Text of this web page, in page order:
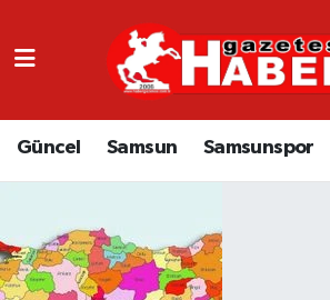
Güncel Samsun Samsunspor
GÜNCEL
SAMSUN
EKONOMİ